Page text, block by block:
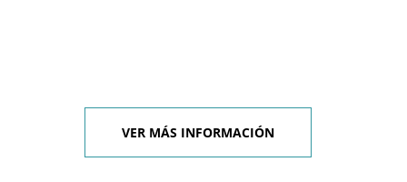
VER MÁS INFORMACIÓN